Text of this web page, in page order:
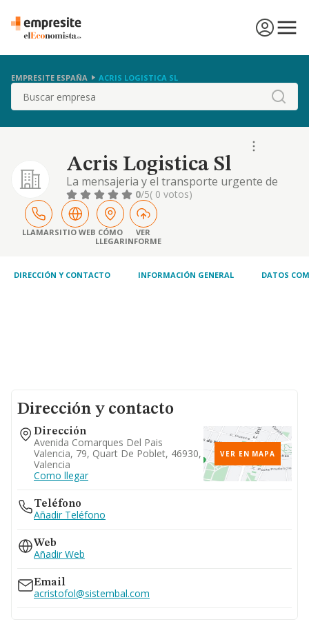
EMPRESITE ESPAÑA ACRIS LOGISTICA SL
Buscar
Acris Logistica Sl
La mensajeria y el transporte urgente de
paqueteria.
0/5( 0 votos)
LLAMARSITIO WEB CÓMO
LLEGAR
VER
INFORME
DIRECCIÓN Y CONTACTO INFORMACIÓN GENERAL DATOS
Dirección y contacto
Dirección
Avenida Comarques Del Pais
Valencia, 79, Quart De Poblet, 46930,
Valencia
Como llegar
VER EN MAPA
Teléfono
Añadir Teléfono
Web
Añadir Web
Email
acristofol@sistembal.com